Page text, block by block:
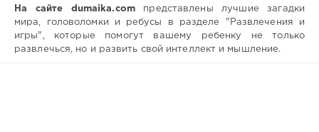
На сайте dumaika.comпредставлены лучшие загадки
мира, головоломки и ребусы в разделе "Развлечения и
игры", которые помогут вашему ребенку не только
развлечься, но и развить свой интеллект и мышление.